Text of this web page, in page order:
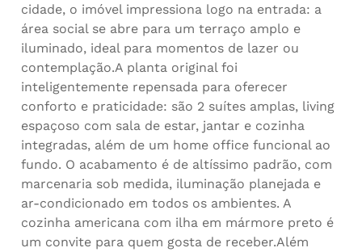
cidade, o imóvel impressiona logo na entrada: a
área social se abre para um terraço amplo e
iluminado, ideal para momentos de lazer ou
contemplação.A planta original foi
inteligentemente repensada para oferecer
conforto e praticidade: são 2 suítes amplas, living
espaçoso com sala de estar, jantar e cozinha
integradas, além de um home office funcional ao
fundo. O acabamento é de altíssimo padrão, com
marcenaria sob medida, iluminação planejada e
ar-condicionado em todos os ambientes. A
cozinha americana com ilha em mármore preto é
um convite para quem gosta de receber.Além